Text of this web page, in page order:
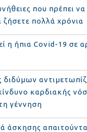
που πρέπει
ζήσετε πολλά χρόνια
η ήπια Covid-19 σε
διδύμων
καρδιακής
γέννηση
άσκησης